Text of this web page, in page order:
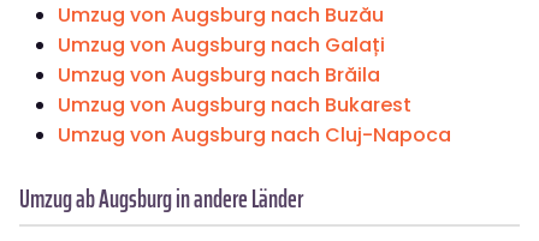
Umzug von Augsburg nach Buzău
Umzug von Augsburg nach Galați
Umzug von Augsburg nach Brăila
Umzug von Augsburg nach Bukarest
Umzug von Augsburg nach Cluj-Napoca
Umzug ab Augsburg in andere Länder